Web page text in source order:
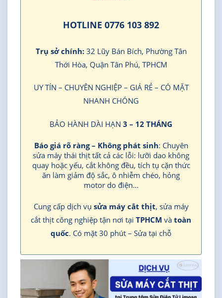
HOTLINE 0776 103 892
Trụ sở chính:32 Lũy Bán Bích, Phường Tân
Thới Hòa, Quận Tân Phú, TPHCM
UY TÍN – CHUYÊN NGHIỆP – GIÁ RẺ – CÓ MẶT
NHANH CHÓNG
BẢO HÀNH DÀI HẠN 3 – 12 THÁNG
Báo giá rõ ràng – Không phát sinh: Chuyên
sửa máy thái thịt tất cả các lỗi: lưỡi dao không
quay hoặc yếu, cắt không đều, tích tụ cặn thức
ăn làm giảm độ sắc, ô nhiễm chéo, hỏng
motor do điện…
Cung cấp dịch vụ sửa máy cắt thịt, sửa máy
cắt thịt công nghiệp tận nơi tại TPHCM và toàn
quốc. Có mặt 30 phút – Sửa tại chỗ